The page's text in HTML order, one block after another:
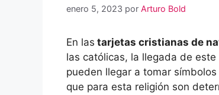
enero 5, 2023 por Arturo Bold
En las tarjetas cristianas de
las católicas, la llegada de
pueden llegar a tomar
que para esta religión son